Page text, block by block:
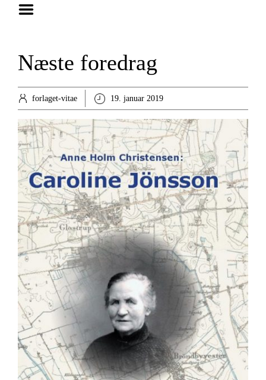
Næste foredrag
forlaget-vitae 19. januar 2019
Hjem
Bøger
Anmeldelser
Artikler
Om
Kontakt